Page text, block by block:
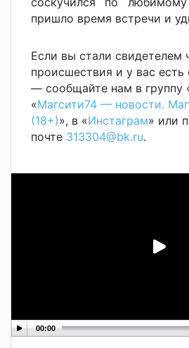
пришло время встречи и
Если вы стали свидетелем
происшествия и у вас
— сообщайте нам в группу
«Магсити74 — новости.
(18+)», в «Инстаграм» или
почте 313304@bk.ru.
00:00